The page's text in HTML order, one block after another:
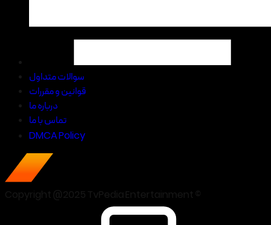
سوالات متداول
قوانین و مقررات
درباره ما
تماس با ما
DMCA Policy